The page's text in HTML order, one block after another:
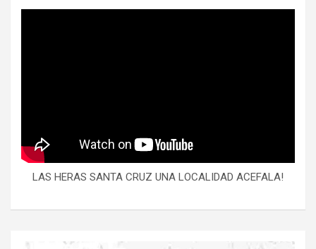
LAS HERAS SANTA CRUZ UNA LOCALIDAD ACEFALA!